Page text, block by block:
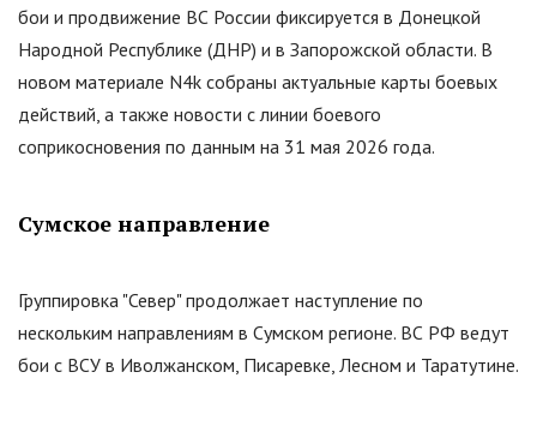
бои и продвижение ВС России фиксируется в Донецкой
Народной Республике (ДНР) и в Запорожской области. В
новом материале N4k собраны актуальные карты боевых
действий, а также новости с линии боевого
соприкосновения по данным на 31 мая 2026 года.
Сумское направление
Группировка "Север"продолжает наступление по
нескольким направлениям в Сумском регионе. ВС РФ ведут
бои с ВСУ в Иволжанском, Писаревке, Лесном и Таратутине.